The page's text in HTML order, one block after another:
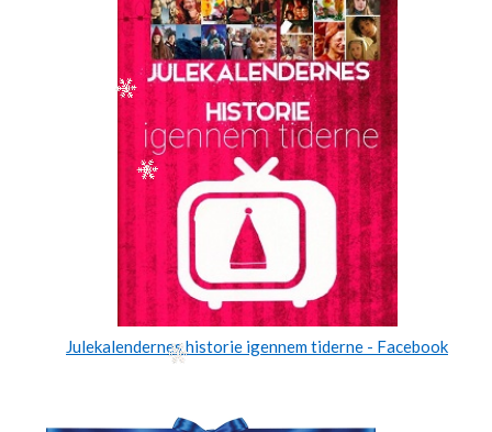
Julekalendernes historie igennem tiderne - Facebook